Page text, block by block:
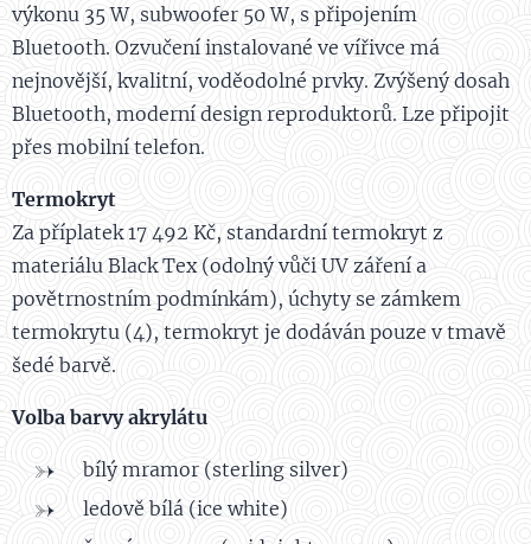
výkonu 35 W, subwoofer 50 W, s připojením
Bluetooth. Ozvučení instalované ve vířivce má
nejnovější, kvalitní, voděodolné prvky. Zvýšený dosah
Bluetooth, moderní design reproduktorů. Lze připojit
přes mobilní telefon.
Termokryt
Za příplatek 17 492 Kč, standardní termokryt z
materiálu Black Tex (odolný vůči UV záření a
povětrnostním podmínkám), úchyty se zámkem
termokrytu (4), termokryt je dodáván pouze v tmavě
šedé barvě.
Volba barvy akrylátu
bílý mramor (sterling silver)
ledově bílá (ice white)